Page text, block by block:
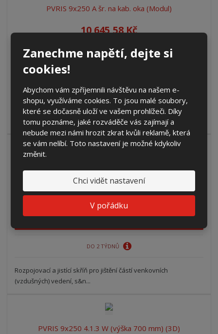
Zanechme napětí, dejte si
cookies!
Abychom vám zpříjemnili návštěvu na našem e-
shopu, využíváme cookies. To jsou malé soubory,
které se dočasně uloží ve vašem prohlížeči. Díky
tomu poznáme, jaké rozváděče vás zajímají a
nebude mezi námi hrozit zkrat kvůli reklamě, která
se vám nelíbí. Toto nastavení je možné kdykoliv
změnit.
Chci vidět nastavení
V pořádku
PVRIS 9x250 A šr. na kab. oka (Modul)
10 645,58 Kč
Koupit
DO 2 TÝDNŮ
Rozpojovací a jistící skříň pro jištění částí venkovních
(vzdušných) vedení, s&n...
PVRIS 9x250 3.1.3 W (výška 600 mm) (3D)
10 890,00 Kč
9 000,00 Kč bez DPH
Koupit
DO 2 TÝDNŮ
Rozpojovací a jistící skříň pro jištění částí venkovních
(vzdušných) vedení, s&n...
PVRIS 9x250 4.1.3 W (výška 700 mm) (3D)